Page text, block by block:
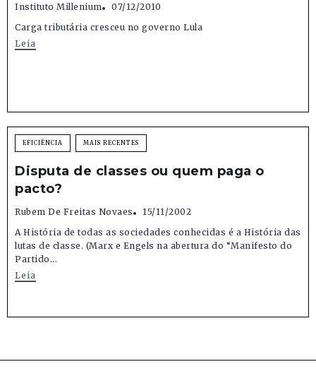
Instituto Millenium
07/12/2010
Carga tributária cresceu no governo Lula
Leia
EFICIÊNCIA MAIS RECENTES
Disputa de classes ou quem paga o
pacto?
Rubem De Freitas Novaes
15/11/2002
A História de todas as sociedades conhecidas é a História das
lutas de classe. (Marx e Engels na abertura do “Manifesto do
Partido...
Leia